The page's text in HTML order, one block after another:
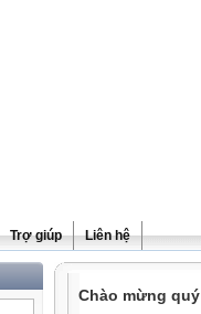
Trợ giúp Liên hệ
Chào mừng